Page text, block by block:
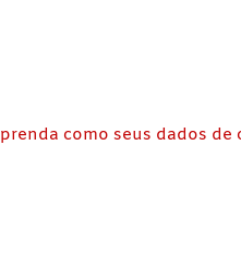
como seus dados de